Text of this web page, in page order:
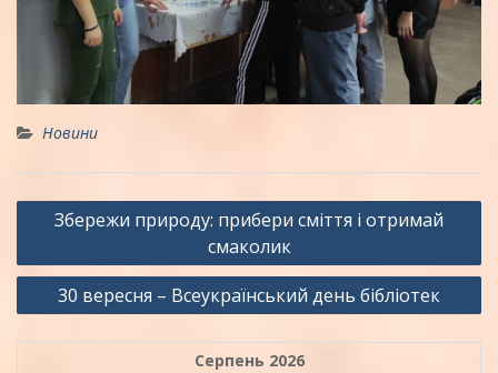
Новини
Навігація
записів
Збережи природу: прибери сміття і отримай
смаколик
30 вересня – Всеукраїнський день бібліотек
Серпень 2026